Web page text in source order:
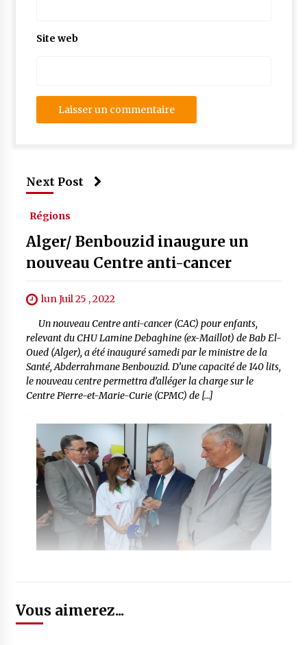
Site web
Next Post
Régions
Alger/ Benbouzid inaugure un
nouveau Centre anti-cancer
lun Juil 25 , 2022
Un nouveau Centre anti-cancer (CAC) pour enfants,
relevant du CHU Lamine Debaghine (ex-Maillot) de Bab El-
Oued (Alger), a été inauguré samedi par le ministre de la
Santé, Abderrahmane Benbouzid. D’une capacité de 140 lits,
le nouveau centre permettra d’alléger la charge sur le
Centre Pierre-et-Marie-Curie (CPMC) de […]
Vous aimerez...